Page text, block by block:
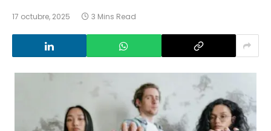
17 octubre, 2025 3 Mins Read